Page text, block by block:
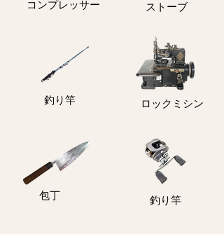
コンプレッサー ストーブ
釣り竿 ロックミシン
包丁 釣り竿